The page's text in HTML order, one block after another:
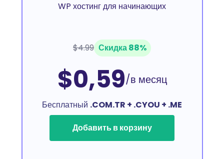
WP хостинг для начинающих
$4.99 Скидка 88%
$0,59/в месяц
Бесплатный .COM.TR + .CYOU + .ME
Добавить в корзину